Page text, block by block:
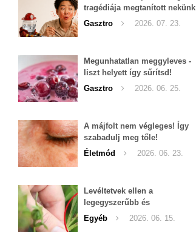
tragédiája megtanított nekünk
a csípős kihívásokról
Gasztro 2026. 07. 23.
Megunhatatlan meggyleves -
liszt helyett így sűrítsd!
Gasztro
2026. 06. 25.
A májfolt nem végleges! Így
szabadulj meg tőle!
Életmód
2026. 06. 23.
Levéltetvek ellen a
legegyszerűbb és
leghatékonyabb filléres
háziszer
Egyéb 2026. 06. 15.